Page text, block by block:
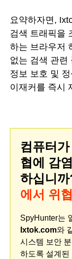
요약하자면,
검색 트래픽을
하는 브라우저
없는 검색 관련
정보 보호 및
이재커를 즉시
컴퓨터가
협에 감
하십니
에서 위
SpyHunter는
Ixtok.com와
시스템 보안
하도록 설계된